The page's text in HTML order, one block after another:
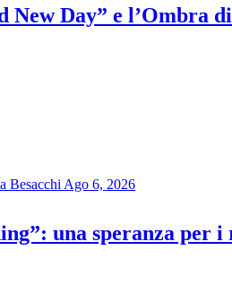
New Day” e l’Ombra
BesacchiAgo 6, 2026
una speranza per i